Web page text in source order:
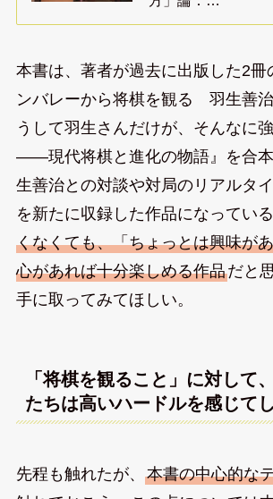
本書は、著者が過去に出版した2冊
ンバレーから将棋を観る 羽生善
うして羽生さんだけが、そんなに
――現代将棋と進化の物語』を合
生善治との対談や対局のリアルタ
を新たに収録した作品になっている
くなくても、「ちょっとは興味が
心があれば十分楽しめる作品だと
手に取ってみてほしい。
「将棋を観ること」に対して
たちは高いハードルを感じて
先程も触れたが、 本書の中心的な